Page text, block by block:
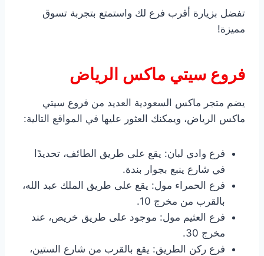
تفضل بزيارة أقرب فرع لك واستمتع بتجربة تسوق
مميزة!
فروع سيتي ماكس الرياض
يضم متجر ماكس السعودية العديد من فروع سيتي
ماكس الرياض، ويمكنك العثور عليها في المواقع التالية:
فرع وادي لبان: يقع على طريق الطائف، تحديدًا
في شارع ينبع بجوار بندة.
فرع الحمراء مول: يقع على طريق الملك عبد الله،
بالقرب من مخرج 10.
فرع العثيم مول: موجود على طريق خريص، عند
مخرج 30.
فرع ركن الطريق: يقع بالقرب من شارع الستين،